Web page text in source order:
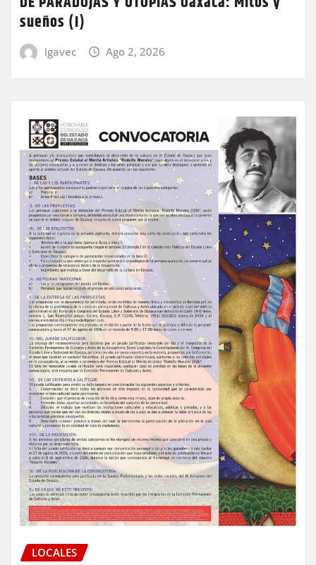
sueños (I)
igavec Ago 2, 2026
LOCALES